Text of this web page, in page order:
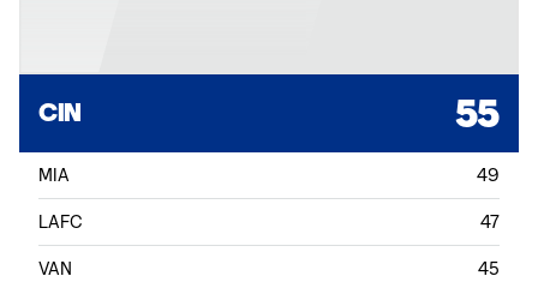
CIN 55
MIA 49
LAFC 47
VAN 45